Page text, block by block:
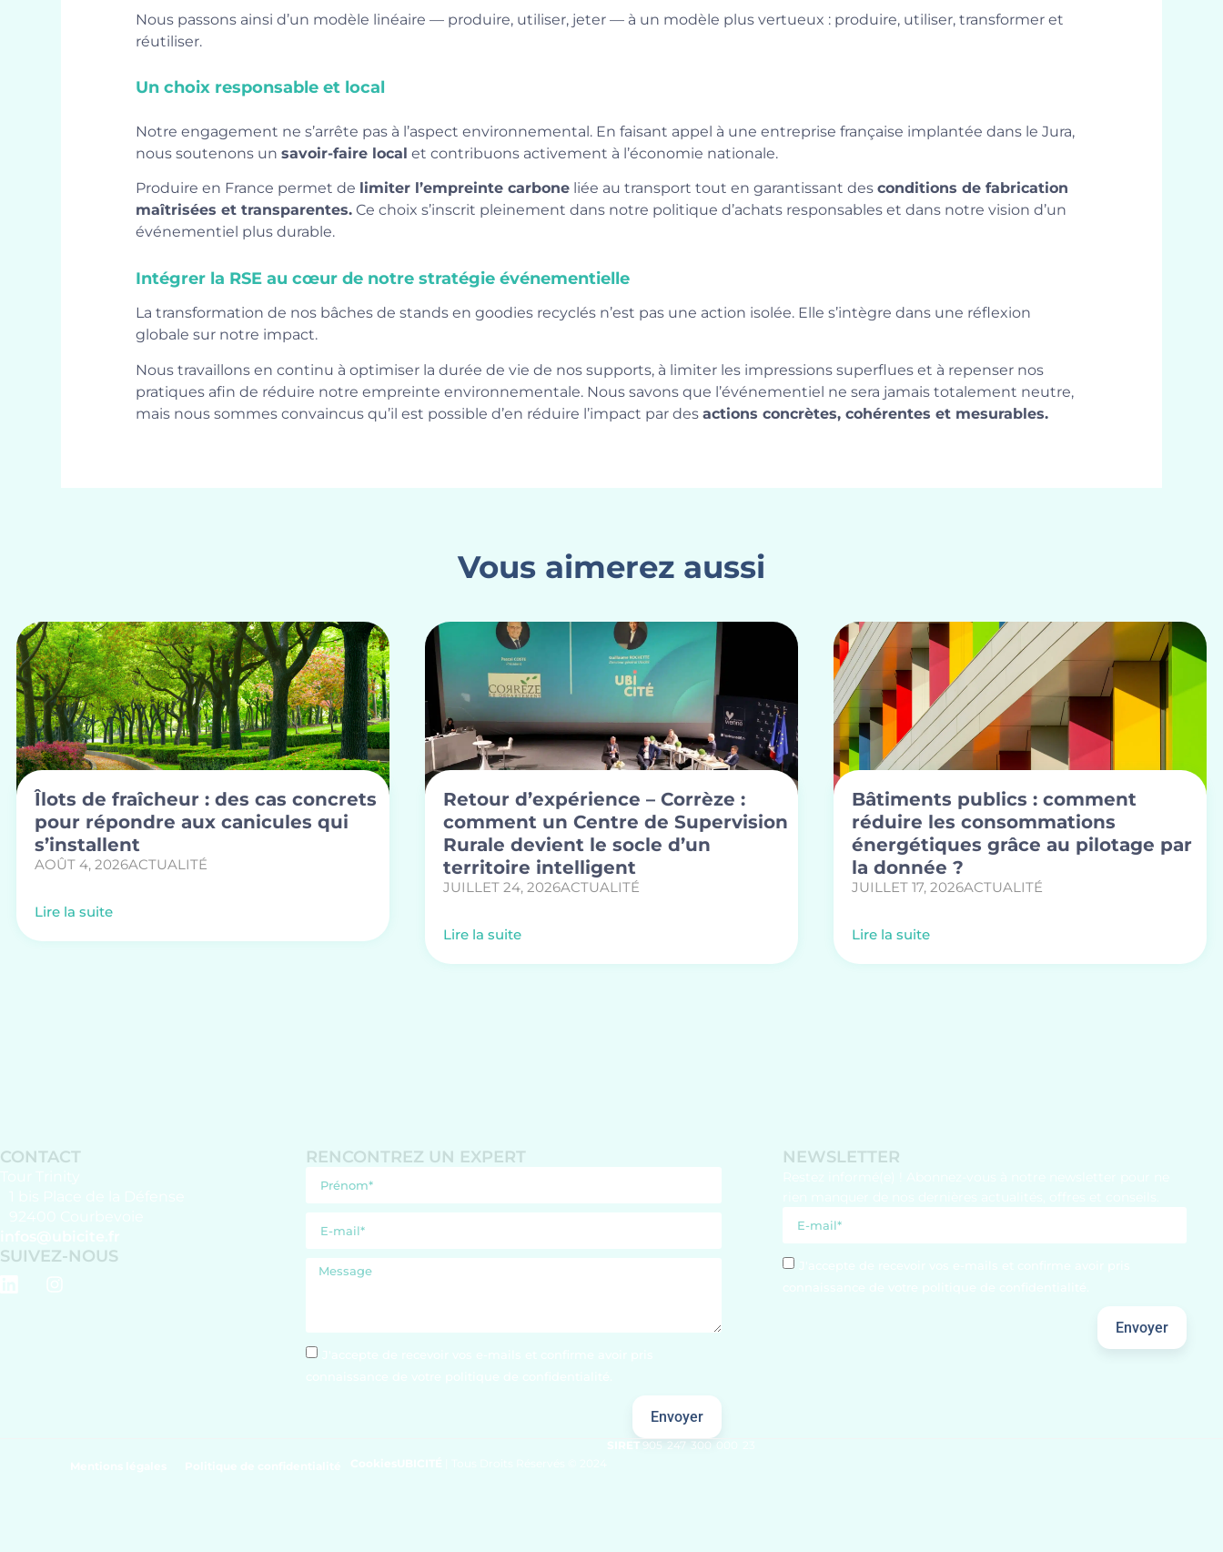
Nous passons ainsi d’un modèle linéaire — produire, utiliser, jeter — à un modèle plus vertueux : produire, utiliser, transformer et
réutiliser.
Un choix responsable et local
Notre engagement ne s’arrête pas à l’aspect environnemental. En faisant appel à une entreprise française implantée dans le Jura,
nous soutenons unsavoir-faire local et contribuons activement à l’économie nationale.
Produire en France permet de limiter l’empreinte carbone liée au transport tout en garantissant desconditions de fabrication
maîtrisées et transparentes. Ce choix s’inscrit pleinement dans notre politique d’achats responsables et dans notre vision d’un
événementiel plus durable.
Intégrer la RSE au cœur de notre stratégie événementielle
La transformation de nos bâches de stands en goodies recyclés n’est pas une action isolée. Elle s’intègre dans une réflexion
globale sur notre impact.
Nous travaillons en continu à optimiser la durée de vie de nos supports, à limiter les impressions superflues et à repenser nos
pratiques afin de réduire notre empreinte environnementale. Nous savons que l’événementiel ne sera jamais totalement neutre,
mais nous sommes convaincus qu’il est possible d’en réduire l’impact par desactions concrètes, cohérentes et mesurables.
Vous aimerez aussi
Îlots de fraîcheur : des cas concrets
pour répondre aux canicules qui
s’installent
AOÛT 4, 2026ACTUALITÉ
Lire la suite
Retour d’expérience – Corrèze :
comment un Centre de Supervision
Rurale devient le socle d’un
territoire intelligent
JUILLET 24, 2026ACTUALITÉ
Lire la suite
Bâtiments publics : comment
réduire les consommations
énergétiques grâce au pilotage par
la donnée ?
JUILLET 17, 2026ACTUALITÉ
Lire la suite
CONTACT
SUIVEZ-NOUS
RENCONTREZ UN EXPERT
Envoyer
NEWSLETTER
Envoyer
SIRET 905 247 300 000 23